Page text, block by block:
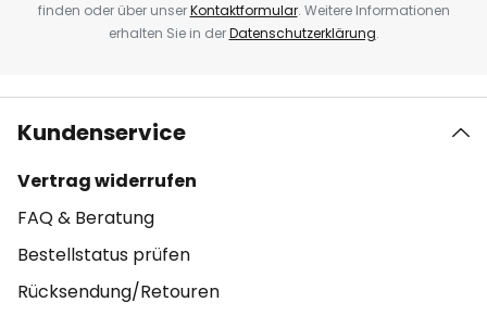
finden oder über unserKontaktformular. Weitere Informationen
erhalten Sie in derDatenschutzerklärung.
Kundenservice
Vertrag widerrufen
FAQ & Beratung
Bestellstatus prüfen
Rücksendung/Retouren